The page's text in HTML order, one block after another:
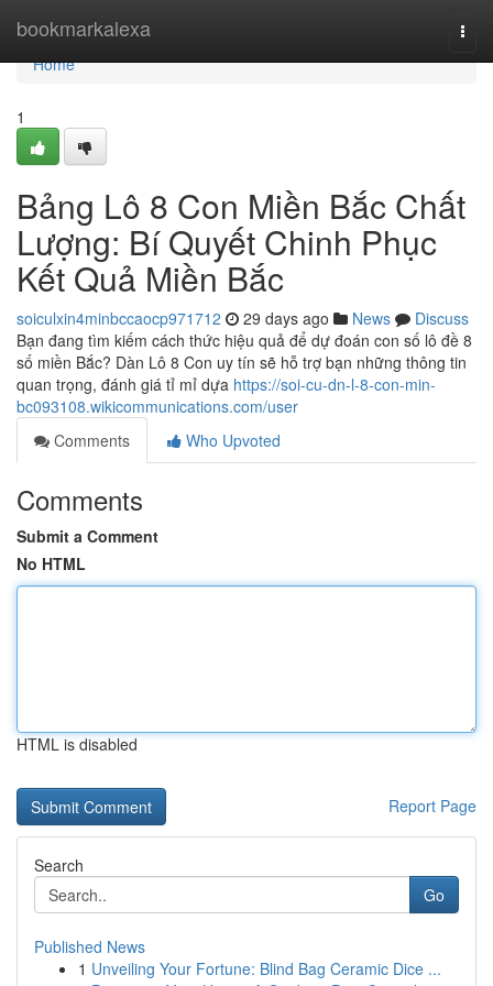
bookmarkalexa
Home
Home
1
Bảng Lô 8 Con Miền Bắc Chất
Lượng: Bí Quyết Chinh Phục
Kết Quả Miền Bắc
soiculxin4minbccaocp971712 29 days ago News
Discuss
Bạn đang tìm kiếm cách thức hiệu quả để dự đoán con số lô đề 8
số miền Bắc? Dàn Lô 8 Con uy tín sẽ hỗ trợ bạn những thông tin
quan trọng, đánh giá tỉ mỉ dựa https://soi-cu-dn-l-8-con-min-
bc093108.wikicommunications.com/user
Comments
Who Upvoted
Comments
Submit a Comment
No HTML
HTML is disabled
Report Page
Search
Go
Published News
1 Unveiling Your Fortune: Blind Bag Ceramic Dice ...